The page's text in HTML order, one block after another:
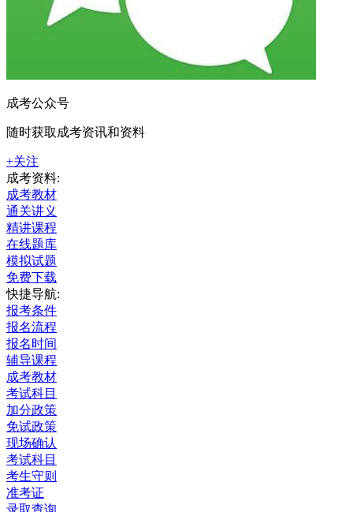
成考公众号
随时获取成考资讯和资料
+关注
成考资料:
成考教材
通关讲义
精讲课程
在线题库
模拟试题
免费下载
快捷导航:
报考条件
报名流程
报名时间
辅导课程
成考教材
考试科目
加分政策
免试政策
现场确认
考试科目
考生守则
准考证
录取查询